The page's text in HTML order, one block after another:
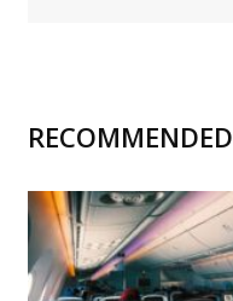
RECOMMENDED